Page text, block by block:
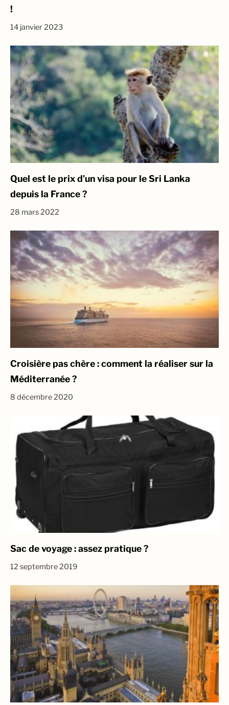
!
14 janvier 2023
Quel est le prix d’un visa pour le Sri Lanka
depuis la France ?
28 mars 2022
Croisière pas chère : comment la réaliser sur la
Méditerranée ?
8 décembre 2020
Sac de voyage : assez pratique ?
12 septembre 2019